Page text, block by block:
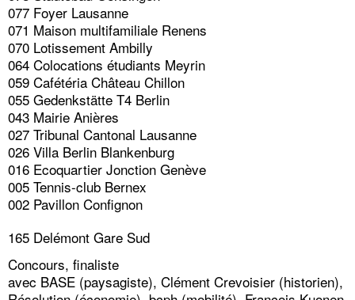
077 Foyer Lausanne
071 Maison multifamiliale Renens
070 Lotissement Ambilly
064 Colocations étudiants Meyrin
059 Cafétéria Château Chillon
055 Gedenkstätte T4 Berlin
043 Mairie Anières
027 Tribunal Cantonal Lausanne
026 Villa Berlin Blankenburg
016 Ecoquartier Jonction Genève
005 Tennis-club Bernex
002 Pavillon Confignon
165 Delémont Gare Sud
Concours, finaliste
avec BASE (paysagiste), Clément Crevoisier (historien),